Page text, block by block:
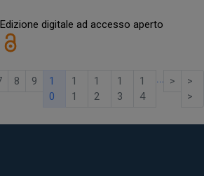
Edizione digitale ad accesso aperto
8 9
1
0
1
1
1
2
1
3
1
4
>
>
>